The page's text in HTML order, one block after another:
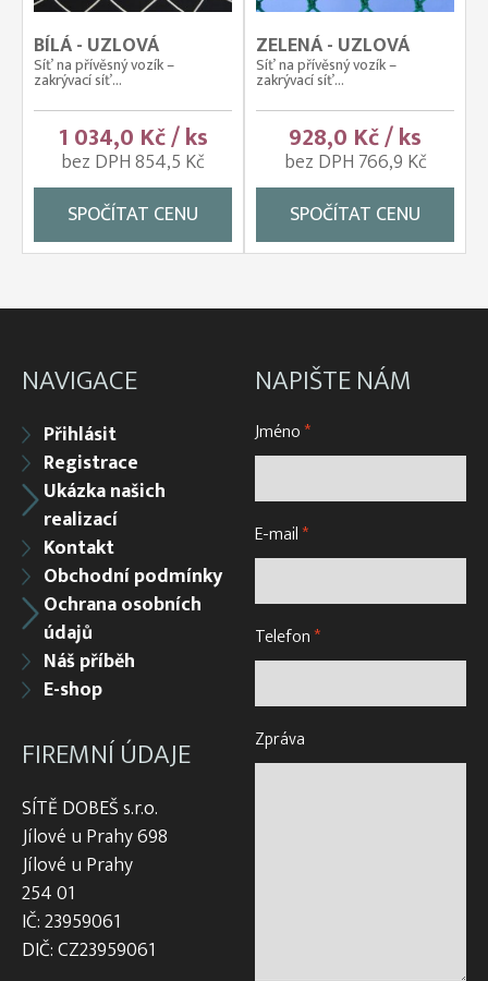
BÍLÁ - UZLOVÁ
Síť na přívěsný vozík –
zakrývací síť...
1 034,0 Kč / ks
bez DPH 854,5 Kč
SPOČÍTAT CENU
ZELENÁ - UZLOVÁ
Síť na přívěsný vozík –
zakrývací síť...
928,0 Kč / ks
bez DPH 766,9 Kč
SPOČÍTAT CENU
NAVIGACE
Přihlásit
Registrace
Ukázka našich
realizací
Kontakt
Obchodní podmínky
Ochrana osobních
údajů
Náš příběh
E-shop
FIREMNÍ ÚDAJE
SÍTĚ DOBEŠ s.r.o.
Jílové u Prahy 698
Jílové u Prahy
254 01
IČ: 23959061
DIČ: CZ23959061
NAPIŠTE NÁM
Jméno*
E-mail*
Telefon*
Zpráva